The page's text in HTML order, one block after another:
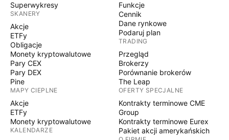
Superwykresy
SKANERY
Akcje
ETFy
Obligacje
Monety kryptowalutowe
Pary CEX
Pary DEX
Pine
MAPY CIEPLNE
Akcje
ETFy
Monety kryptowalutowe
KALENDARZE
Funkcje
Cennik
Dane rynkowe
Podaruj plan
TRADING
Przegląd
Brokerzy
Porównanie brokerów
The Leap
OFERTY SPECJALNE
Kontrakty terminowe CME
Group
Kontrakty terminowe Eurex
Pakiet akcji amerykańskich